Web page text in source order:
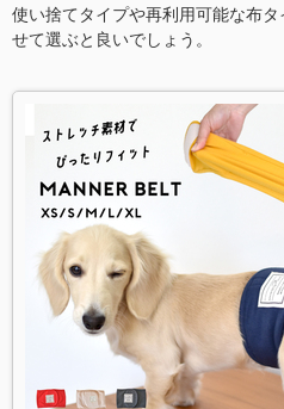
使い捨てタイプや再利用可能な布
せて選ぶと良いでしょう。